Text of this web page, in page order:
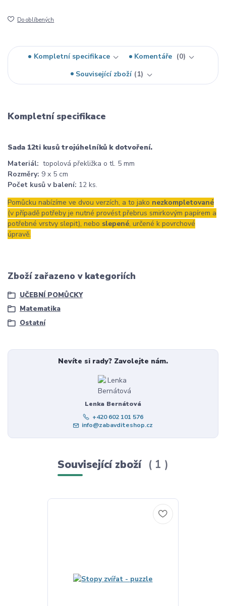
Do oblíbených
Kompletní specifikace Komentáře
0
Související zboží
1
Kompletní specifikace
Sada 12ti kusů trojúhelníků k dotvoření.
Materiál: topolová překližka o tl. 5 mm
Rozměry: 9 x 5 cm
Počet kusů v balení: 12 ks.
Pomůcku nabízíme ve dvou verzích, a to jako nezkompletované
(v případě potřeby je nutné provést přebrus smirkovým papírem a
potřebné vrstvy slepit), nebo slepené, určené k povrchové
úpravě.
Zboží zařazeno v kategoriích
UČEBNÍ POMŮCKY
Matematika
Ostatní
Nevíte si rady? Zavolejte nám.
Lenka Bernátová
+420 602 101 576
info@zabavditeshop.cz
Související zboží 1